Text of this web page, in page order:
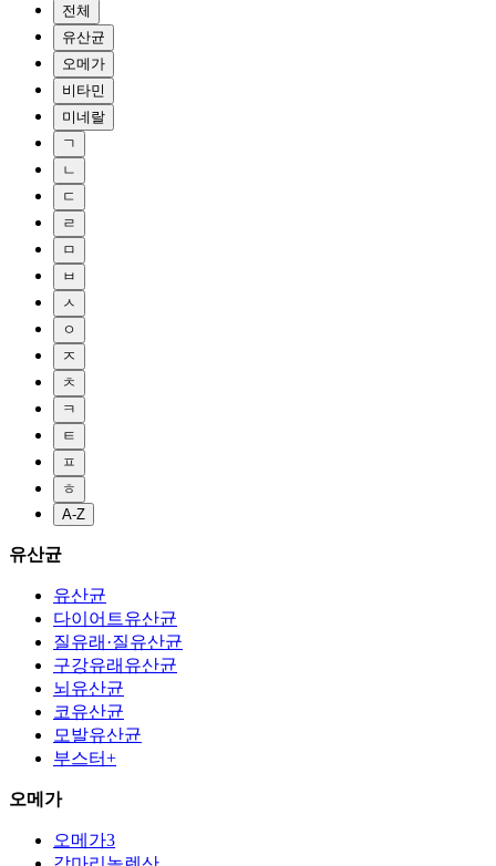
전체
유산균
오메가
비타민
미네랄
ㄱ
ㄴ
ㄷ
ㄹ
ㅁ
ㅂ
ㅅ
ㅇ
ㅈ
ㅊ
ㅋ
ㅌ
ㅍ
ㅎ
A-Z
유산균
유산균
다이어트유산균
질유래·질유산균
구강유래유산균
뇌유산균
코유산균
모발유산균
부스터+
오메가
오메가3